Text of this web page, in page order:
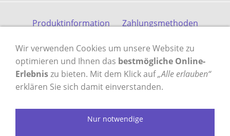
Produktinformation
Zahlungsmethoden
Datenschutz
Impressum
VERTRAG WIDERRUFEN
Wir verwenden Cookies um unsere Website zu
optimieren und Ihnen das bestmögliche Online-
Erlebniszu bieten. Mit dem Klick auf„Alle erlauben“
erklären Sie sich damit einverstanden.
Nur notwendige